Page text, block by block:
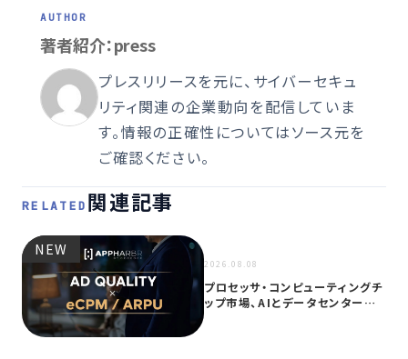
著者紹介：press
プレスリリースを元に、サイバーセキュ
リティ関連の企業動向を配信していま
す。情報の正確性についてはソース元を
ご確認ください。
RELATED 関連記事
NEW
2026.08.08
プロセッサ・コンピューティングチ
ップ市場、AIとデータセンター需